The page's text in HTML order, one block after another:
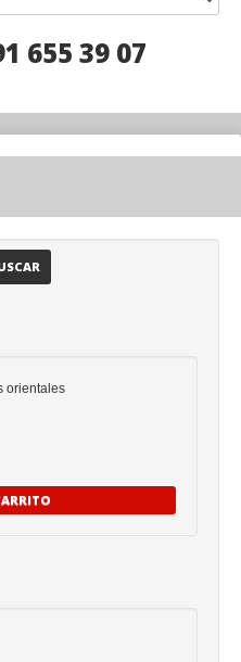
655 39 07
orientales